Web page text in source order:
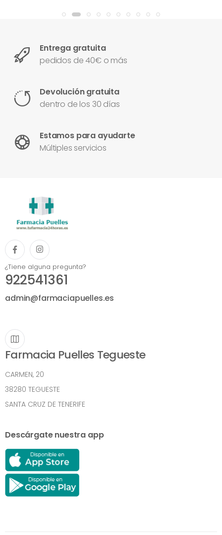
Entrega gratuita
pedidos de 40€ o más
Devolución gratuita
dentro de los 30 días
Estamos para ayudarte
Múltiples servicios
¿Tiene alguna pregunta?
922541361
admin@farmaciapuelles.es
Farmacia Puelles Tegueste
CARMEN, 20
38280 TEGUESTE
SANTA CRUZ DE TENERIFE
Descárgate nuestra app